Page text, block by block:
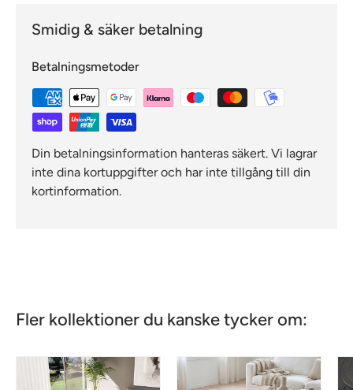
Smidig & säker betalning
Betalningsmetoder
Din betalningsinformation hanteras säkert. Vi lagrar
inte dina kortuppgifter och har inte tillgång till din
kortinformation.
Fler kollektioner du kanske tycker om: